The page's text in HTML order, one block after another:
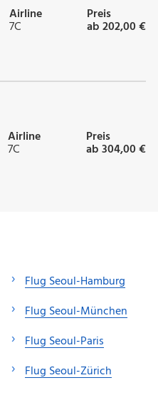
Airline
7C
Preis
ab 202,00 €
Airline
7C
Preis
ab 304,00 €
Flug Seoul-Hamburg
Flug Seoul-München
Flug Seoul-Paris
Flug Seoul-Zürich